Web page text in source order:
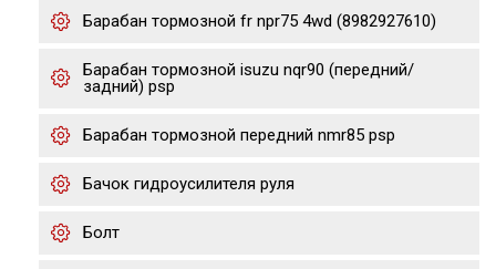
Барабан тормозной fr npr75 4wd (8982927610)
Барабан тормозной isuzu nqr90 (передний/
задний) psp
Барабан тормозной передний nmr85 psp
Бачок гидроусилителя руля
Болт